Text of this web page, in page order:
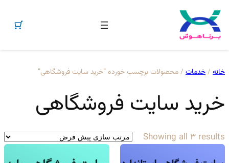
بهخانه /خدمات / محصولات برچسب خورده “خرید سایت فروشگاهی”
خرید سایت فروشگاهی
Showing all 3 results